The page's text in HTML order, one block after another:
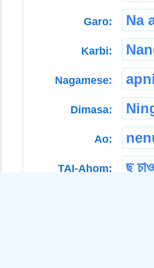
Garo: Na
Karbi:
Nagamese:
Dimasa:
Ao:
TAI-Ahom: ছু চাও